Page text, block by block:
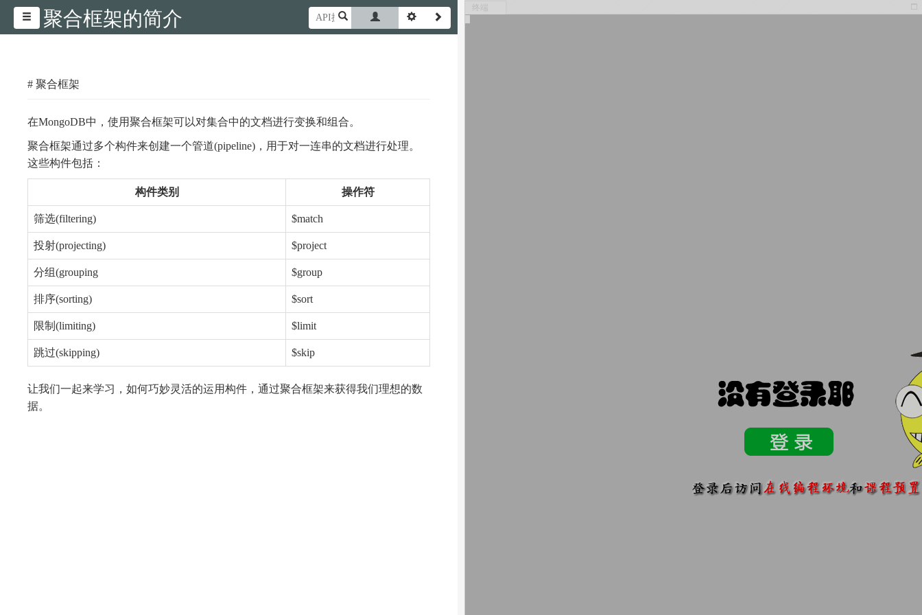
聚合框架的简介
# 聚合框架
在MongoDB中，使用聚合框架可以对集合中的文档进行变换和组合。
聚合框架通过多个构件来创建一个管道(pipeline)，用于对一连串的文档进行处理。
这些构件包括：
构件类别 操作符
筛选(filtering) $match
投射(projecting) $project
分组(grouping $group
排序(sorting) $sort
限制(limiting) $limit
跳过(skipping) $skip
让我们一起来学习，如何巧妙灵活的运用构件，通过聚合框架来获得我们理想的数
据。
终端